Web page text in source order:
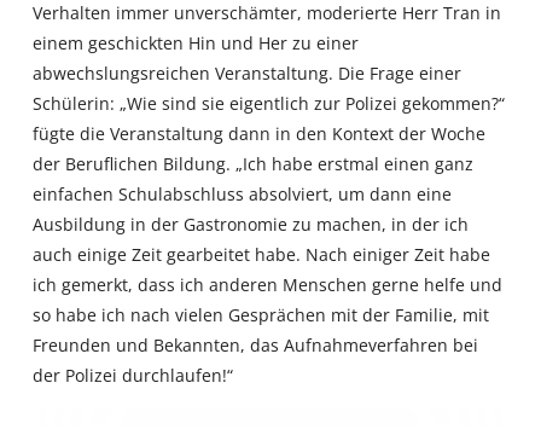
Verhalten immer unverschämter, moderierte Herr Tran in
einem geschickten Hin und Her zu einer
abwechslungsreichen Veranstaltung. Die Frage einer
Schülerin: „Wie sind sie eigentlich zur Polizei gekommen?“
fügte die Veranstaltung dann in den Kontext der Woche
der Beruflichen Bildung. „Ich habe erstmal einen ganz
einfachen Schulabschluss absolviert, um dann eine
Ausbildung in der Gastronomie zu machen, in der ich
auch einige Zeit gearbeitet habe. Nach einiger Zeit habe
ich gemerkt, dass ich anderen Menschen gerne helfe und
so habe ich nach vielen Gesprächen mit der Familie, mit
Freunden und Bekannten, das Aufnahmeverfahren bei
der Polizei durchlaufen!“